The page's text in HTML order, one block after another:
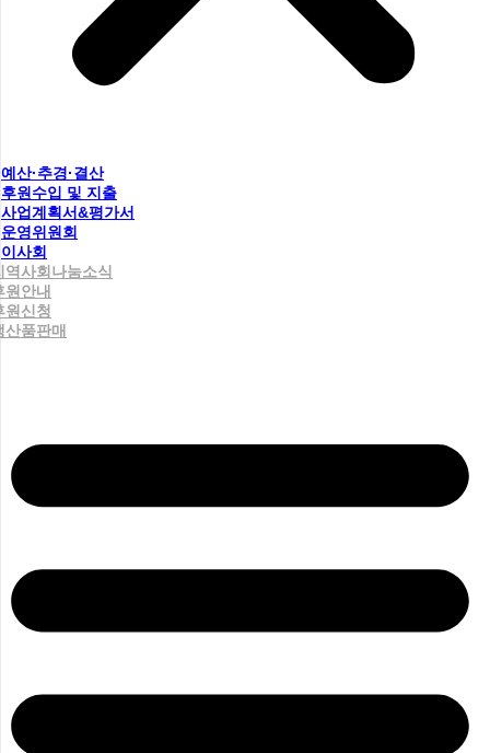
예산·추경·결산
후원수입 및 지출
사업계획서&평가서
운영위원회
이사회
역사회나눔소식
원안내
원신청
산품판매